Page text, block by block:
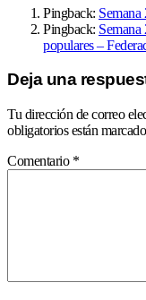
Pingback: Semana
Pingback: Semana
populares –
Deja una
Tu dirección de correo
obligatorios están
Comentario *